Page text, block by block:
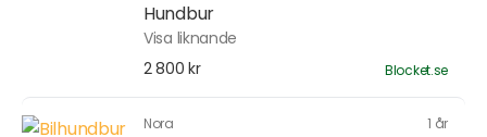
Hundbur
Visa liknande
2 800 kr
Blocket.se
Nora 1 år